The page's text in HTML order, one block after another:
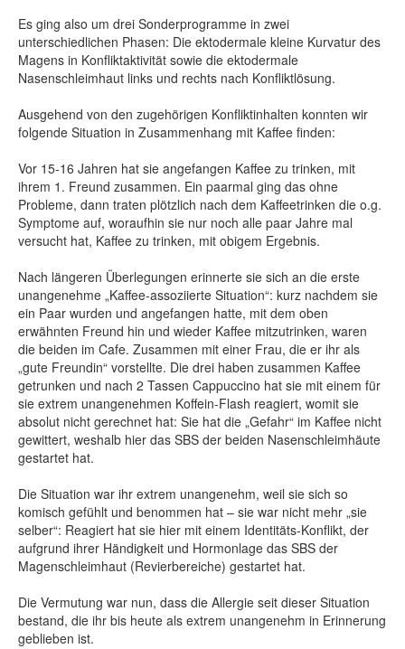
Es ging also um drei Sonderprogramme in zwei
unterschiedlichen Phasen: Die ektodermale kleine Kurvatur des
Magens in Konfliktaktivität sowie die ektodermale
Nasenschleimhaut links und rechts nach Konfliktlösung.
Ausgehend von den zugehörigen Konfliktinhalten konnten wir
folgende Situation in Zusammenhang mit Kaffee finden:
Vor 15-16 Jahren hat sie angefangen Kaffee zu trinken, mit
ihrem 1. Freund zusammen. Ein paarmal ging das ohne
Probleme, dann traten plötzlich nach dem Kaffeetrinken die o.g.
Symptome auf, woraufhin sie nur noch alle paar Jahre mal
versucht hat, Kaffee zu trinken, mit obigem Ergebnis.
Nach längeren Überlegungen erinnerte sie sich an die erste
unangenehme „Kaffee-assoziierte Situation“: kurz nachdem sie
ein Paar wurden und angefangen hatte, mit dem oben
erwähnten Freund hin und wieder Kaffee mitzutrinken, waren
die beiden im Cafe. Zusammen mit einer Frau, die er ihr als
„gute Freundin“ vorstellte. Die drei haben zusammen Kaffee
getrunken und nach 2 Tassen Cappuccino hat sie mit einem für
sie extrem unangenehmen Koffein-Flash reagiert, womit sie
absolut nicht gerechnet hat: Sie hat die „Gefahr“ im Kaffee nicht
gewittert, weshalb hier das SBS der beiden Nasenschleimhäute
gestartet hat.
Die Situation war ihr extrem unangenehm, weil sie sich so
komisch gefühlt und benommen hat – sie war nicht mehr „sie
selber“: Reagiert hat sie hier mit einem Identitäts-Konflikt, der
aufgrund ihrer Händigkeit und Hormonlage das SBS der
Magenschleimhaut (Revierbereiche) gestartet hat.
Die Vermutung war nun, dass die Allergie seit dieser Situation
bestand, die ihr bis heute als extrem unangenehm in Erinnerung
geblieben ist.